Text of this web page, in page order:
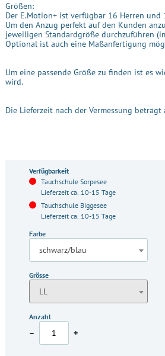
Größen:
Der E.Motion+ ist verfügbar 16 Herren und
Um den Anzug perfekt auf den Kunden
jeweiligen Standardgröße durchzuführen
Optional ist auch eine Maßanfertigung
Um eine passende Größe zu finden ist es
wird.
Die Lieferzeit nach der Vermessung beträgt
Verfügbarkeit
Tauchschule Sorpesee
Lieferzeit ca. 10-15 Tage
Tauchschule Biggesee
Lieferzeit ca. 10-15 Tage
Farbe
schwarz/blau
Grösse
LL
Anzahl
– +